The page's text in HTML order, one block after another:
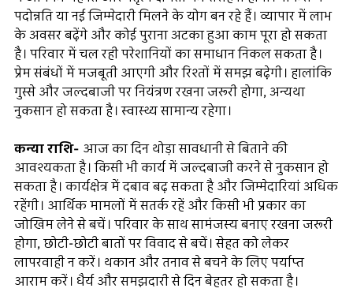
पदोन्नति या नई जिम्मेदारी मिलने के योग बन रहे हैं। व्यापार में लाभ
के अवसर बढ़ेंगे और कोई पुराना अटका हुआ काम पूरा हो सकता
है। परिवार में चल रही परेशानियों का समाधान निकल सकता है।
प्रेम संबंधों में मजबूती आएगी और रिश्तों में समझ बढ़ेगी। हालांकि
गुस्से और जल्दबाजी पर नियंत्रण रखना जरूरी होगा, अन्यथा
नुकसान हो सकता है। स्वास्थ्य सामान्य रहेगा।
कन्या राशि- आज का दिन थोड़ा सावधानी से बिताने की
आवश्यकता है। किसी भी कार्य में जल्दबाजी करने से नुकसान हो
सकता है। कार्यक्षेत्र में दबाव बढ़ सकता है और जिम्मेदारियां अधिक
रहेंगी। आर्थिक मामलों में सतर्क रहें और किसी भी प्रकार का
जोखिम लेने से बचें। परिवार के साथ सामंजस्य बनाए रखना जरूरी
होगा, छोटी-छोटी बातों पर विवाद से बचें। सेहत को लेकर
लापरवाही न करें। थकान और तनाव से बचने के लिए पर्याप्त
आराम करें। धैर्य और समझदारी से दिन बेहतर हो सकता है।